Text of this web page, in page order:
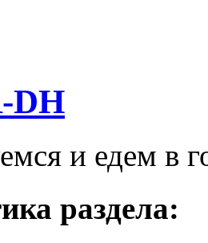
DH
и едем в
раздела: